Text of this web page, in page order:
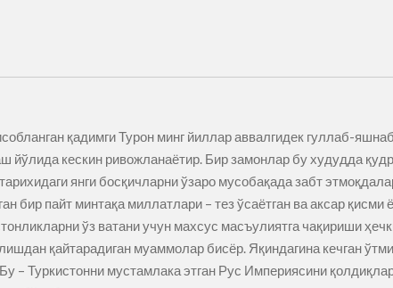
қадимги Турон минг йиллар аввалгидек гуллаб-
йўлида кескин ривожланаётир. Бир замонлар бу худудда
янги босқичларни ўзаро мусобақада забт
бир пайт минтақа миллатлари – тез ўсаётган ва аксар
ўз ватани учун махсус масъулиятга чақириши
қайтарадиган муаммолар бисёр. Яқиндагина кечган
– Туркистонни мустамлака этган Рус Империясини